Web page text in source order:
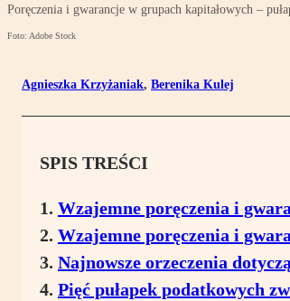
Poręczenia i gwarancje w grupach kapitałowych –
Foto: Adobe Stock
Agnieszka Krzyżaniak, Berenika Kulej
SPIS TREŚCI
Wzajemne poręczenia i
Wzajemne poręczenia i
Najnowsze orzeczenia
Pięć pułapek podatkowych